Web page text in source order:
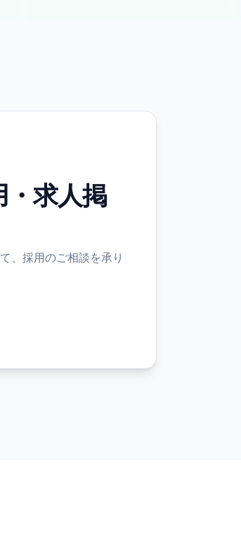
求人掲
、採用のご相談を承り